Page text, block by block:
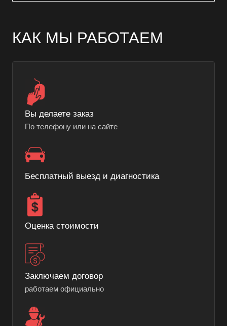
КАК МЫ РАБОТАЕМ
Вы делаете заказ
По телефону или на сайте
Бесплатный выезд и диагностика
Оценка стоимости
Заключаем договор
работаем официально